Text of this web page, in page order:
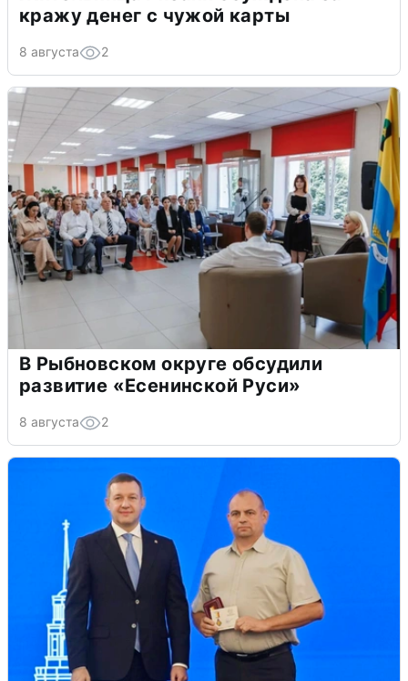
кражу денег с чужой карты
8 августа 2
В Рыбновском округе обсудили
развитие «Есенинской Руси»
8 августа 2